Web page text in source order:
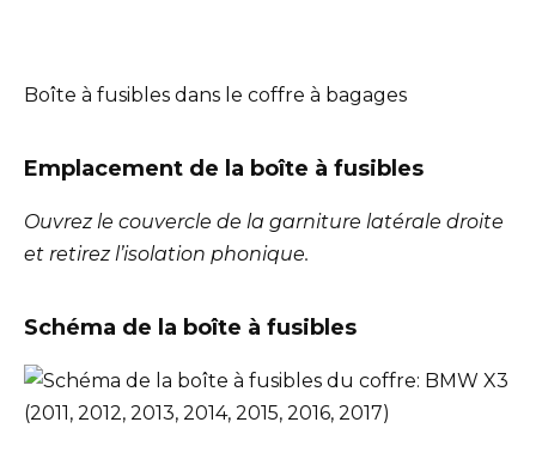
Boîte à fusibles dans le coffre à bagages
Emplacement de la boîte à fusibles
Ouvrez le couvercle de la garniture latérale droite
et retirez l’isolation phonique.
Schéma de la boîte à fusibles